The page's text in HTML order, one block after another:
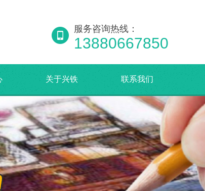
服务咨询热线：
13880667850
关于兴铁 联系我们